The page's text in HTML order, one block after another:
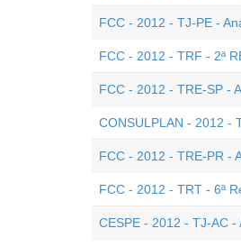
FCC - 2012 - TJ-PE -
FCC - 2012 - TRF - 2ª
FCC - 2012 - TRE-SP -
CONSULPLAN - 2012 -
FCC - 2012 - TRE-PR -
FCC - 2012 - TRT - 6ª
CESPE - 2012 - TJ-AC